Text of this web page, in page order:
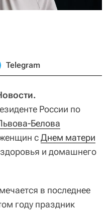
Telegram
России по
Белова
сДнем матери
и домашнего
в последнее
году праздник